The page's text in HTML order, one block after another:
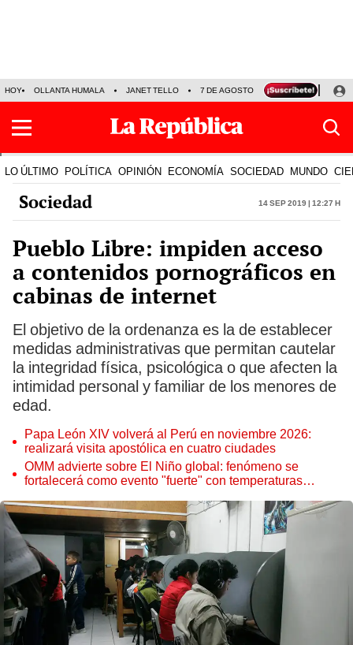
HOY OLLANTA HUMALA JANET TELLO 7 DE AGOSTO TINKA RESULTADOS
LO ÚLTIMO POLÍTICA OPINIÓN ECONOMÍA SOCIEDAD MUNDO
Sociedad 14 Sep 2019 | 12:27 h
Pueblo Libre: impiden acceso
a contenidos pornográficos en
cabinas de internet
El objetivo de la ordenanza es la de establecer
medidas administrativas que permitan cautelar
la integridad física, psicológica o que afecten la
intimidad personal y familiar de los menores de
edad.
Papa León XIV volverá al Perú en noviembre 2026:
realizará visita apostólica en cuatro ciudades
OMM advierte sobre El Niño global: fenómeno se
fortalecerá como evento "fuerte" con temperaturas